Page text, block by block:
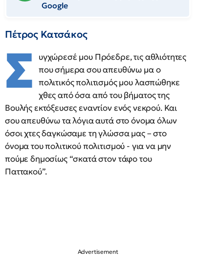
Google
Πέτρος Κατσάκος
Σ
υγχώρεσέ μου Πρόεδρε, τις αθλιότητες
που σήμερα σου απευθύνω μα ο
πολιτικός πολιτισμός μου λασπώθηκε
χθες από όσα από του βήματος της
Βουλής εκτόξευσες εναντίον ενός νεκρού. Και
σου απευθύνω τα λόγια αυτά στο όνομα όλων
όσοι χτες δαγκώσαμε τη γλώσσα μας – στο
όνομα του πολιτικού πολιτισμού - για να μην
πούμε δημοσίως “σκατά στον τάφο του
Παττακού”.